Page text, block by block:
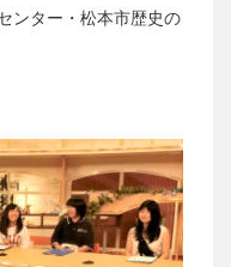
ンター・松本市歴史の